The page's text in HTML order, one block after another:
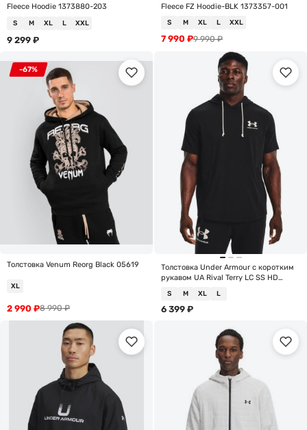
Fleece Hoodie 1373880-203
S M XL L XXL
9 299 ₽
Fleece FZ Hoodie-BLK 1373357-001
S M XL L XXL
9 990₽
7 990 ₽
-67%
Толстовка Venum Reorg Black 05619
XL
8 990₽
2 990 ₽
Толстовка Under Armour с коротким
рукавом UA Rival Terry LC SS HD
S M XL L
6 399 ₽